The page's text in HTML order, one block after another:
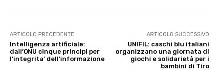
ARTICOLO PRECEDENTE
Intelligenza artificiale:
dall’ONU cinque principi per
l’integrita’ dell’informazione
ARTICOLO SUCCESSIVO
UNIFIL: caschi blu italiani
organizzano una giornata di
giochi e solidarietà per i
bambini di Tiro